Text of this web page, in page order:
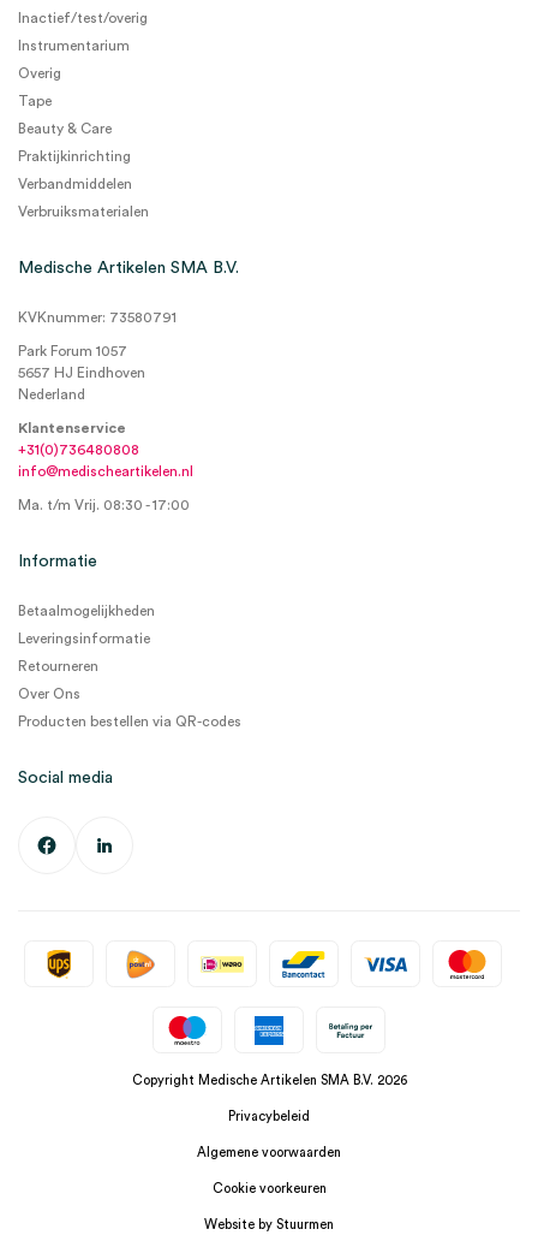
Inactief/test/overig
Instrumentarium
Overig
Tape
Beauty & Care
Praktijkinrichting
Verbandmiddelen
Verbruiksmaterialen
Medische Artikelen SMA B.V.
KVKnummer: 73580791
Park Forum 1057
5657 HJ Eindhoven
Nederland
Klantenservice
+31(0)736480808
info@medischeartikelen.nl
Ma. t/m Vrij. 08:30 - 17:00
Informatie
Betaalmogelijkheden
Leveringsinformatie
Retourneren
Over Ons
Producten bestellen via QR-codes
Social media
Copyright Medische Artikelen SMA B.V. 2026
Privacybeleid
Algemene voorwaarden
Cookie voorkeuren
Website by Stuurmen